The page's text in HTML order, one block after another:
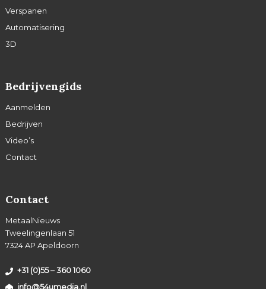
Verspanen
Automatisering
3D
Bedrijvengids
Aanmelden
Bedrijven
Video’s
Contact
Contact
MetaalNieuws
Tweelingenlaan 51
7324 AP Apeldoorn
+31 (0)55 – 360 1060
info@54umedia.nl